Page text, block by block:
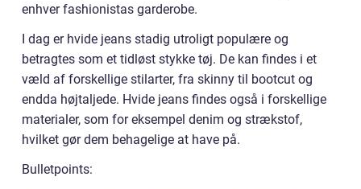
enhver fashionistas garderobe.
I dag er hvide jeans stadig utroligt populære og
betragtes som et tidløst stykke tøj. De kan findes i et
væld af forskellige stilarter, fra skinny til bootcut og
endda højtaljede. Hvide jeans findes også i forskellige
materialer, som for eksempel denim og strækstof,
hvilket gør dem behagelige at have på.
Bulletpoints: